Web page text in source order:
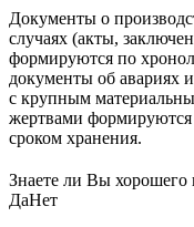
Документы о
случаях (акты,
формируются по
документы об авариях
с крупным
жертвами формируются
сроком хранения.
Знаете ли Вы хорошего
ДаНет